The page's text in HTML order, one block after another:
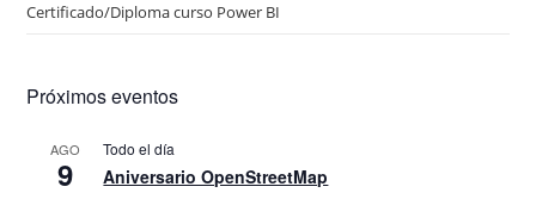
Certificado/Diploma curso Power BI
Próximos eventos
AGO
9
Todo el día
Aniversario OpenStreetMap